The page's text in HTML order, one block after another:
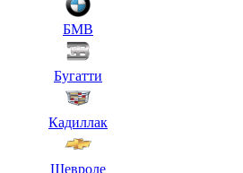
БМВ
Бугатти
Кадиллак
Шевроле